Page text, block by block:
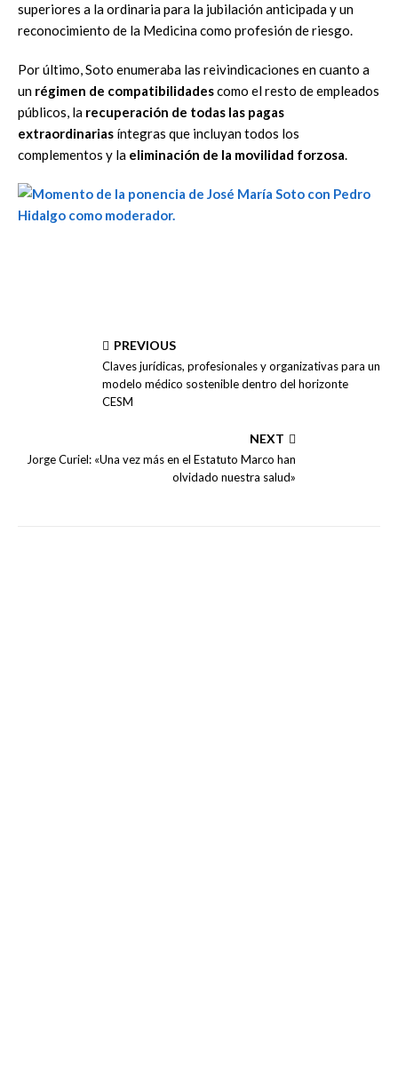
superiores a la ordinaria para la jubilación anticipada y un
reconocimiento de la Medicina como profesión de riesgo.
Por último, Soto enumeraba las reivindicaciones en cuanto a
un régimen de compatibilidadescomo el resto de empleados
públicos, la recuperación de todas las pagas
extraordinarias íntegras que incluyan todos los
complementos y la eliminación de la movilidad forzosa.
PREVIOUS
Claves jurídicas, profesionales y organizativas para un
modelo médico sostenible dentro del horizonte
CESM
NEXT
Jorge Curiel: «Una vez más en el Estatuto Marco han
olvidado nuestra salud»